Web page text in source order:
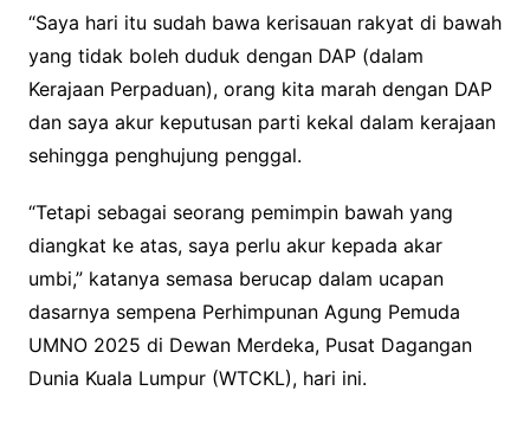
“Saya hari itu sudah bawa kerisauan rakyat di bawah
yang tidak boleh duduk dengan DAP (dalam
Kerajaan Perpaduan), orang kita marah dengan DAP
dan saya akur keputusan parti kekal dalam kerajaan
sehingga penghujung penggal.
“Tetapi sebagai seorang pemimpin bawah yang
diangkat ke atas, saya perlu akur kepada akar
umbi,” katanya semasa berucap dalam ucapan
dasarnya sempena Perhimpunan Agung Pemuda
UMNO 2025 di Dewan Merdeka, Pusat Dagangan
Dunia Kuala Lumpur (WTCKL), hari ini.